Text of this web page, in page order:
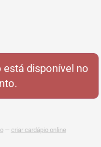
disponível no
— criar cardápio online